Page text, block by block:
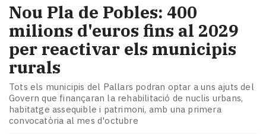
Nou Pla de Pobles: 400
milions d'euros fins al 2029
per reactivar els municipis
rurals
Tots els municipis del Pallars podran optar a uns ajuts del
Govern que finançaran la rehabilitació de nuclis urbans,
habitatge assequible i patrimoni, amb una primera
convocatòria al mes d'octubre